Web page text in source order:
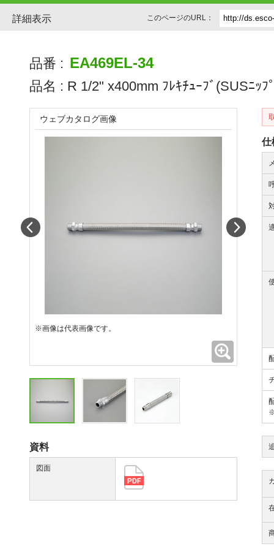
詳細表示 このページのURL：
品番 : EA469EL-34
品名 : R 1/2" x400mm ﾌﾚｷﾁｭｰﾌﾞ(SUSﾆｯﾌ
仕
ウェブカタログ画像
※画像は代表画像です。
資料
図面